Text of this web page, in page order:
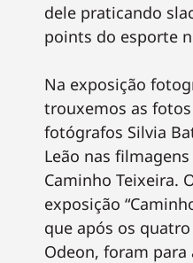
dele praticando
points do esporte
Na exposição
trouxemos as
fotógrafos Silvia
Leão nas
Caminho Teixeira.
exposição
que após os
Odeon, foram para